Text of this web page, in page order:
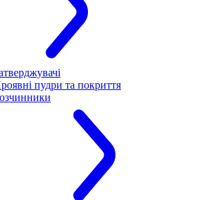
пудри та покриття